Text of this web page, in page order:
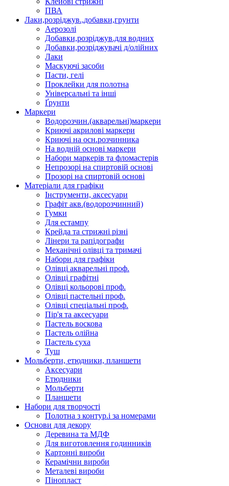
ПВА
Лаки,розріджув.,добавки,грунти
Аерозолі
Добавки,розріджув.для водних
Добавки,розріджувачі д/олійних
Лаки
Маскуючі засоби
Пасти, гелі
Проклейки для полотна
Універсальні та інші
Ґрунти
Маркери
Водорозчин.(акварельні)маркери
Криючі акрилові маркери
Криючі на осн.розчинника
На водній основі маркери
Набори маркерів та фломастерів
Непрозорі на спиртовій основі
Прозорі на спиртовій основі
Матеріали для графіки
Інструменти, аксесуари
Графіт акв.(водорозчинний)
Гумки
Для естампу
Крейда та стрижні різні
Лінери та рапідографи
Механічні олівці та тримачі
Набори для графіки
Олівці акварельні проф.
Олівці графітні
Олівці кольорові проф.
Олівці пастельні проф.
Олівці спеціальні проф.
Пір'я та аксесуари
Пастель воскова
Пастель олійна
Пастель суха
Туш
Мольберти, етюдники, планшети
Аксесуари
Етюдники
Мольберти
Планшети
Набори для творчості
Полотна з контур.і за номерами
Основи для декору
Деревина та МДФ
Для виготовлення годинників
Картонні вироби
Керамічни вироби
Металеві вироби
Пінопласт